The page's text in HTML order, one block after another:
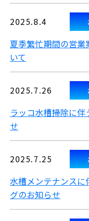
2025.8.4
夏季繁忙期間の営
いて
2025.7.26
ラッコ水槽掃除に
せ
2025.7.25
水槽メンテナンスに
グのお知らせ